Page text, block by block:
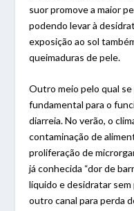
suor promove a maior
podendo levar à
exposição ao sol
queimaduras de pele.
Outro meio pelo qual
fundamental para o
diarreia. No verão, o
contaminação de
proliferação de
já conhecida “dor de
líquido e desidratar
outro canal para perda